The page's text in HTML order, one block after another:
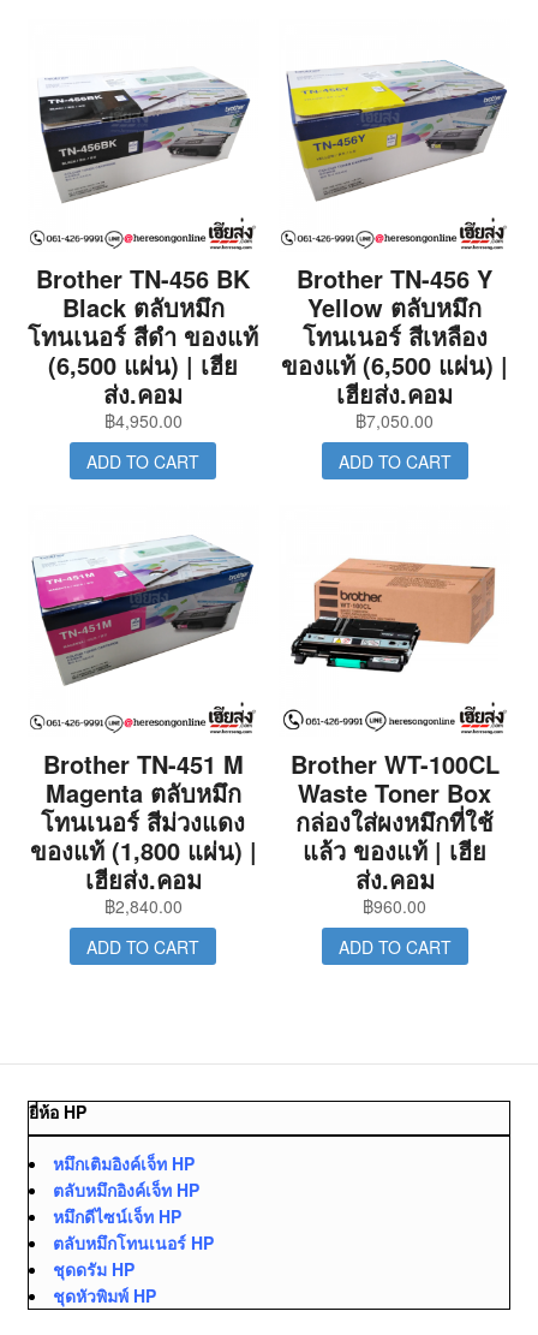
Brother TN-456 BK
Black ตลับหมึก
โทนเนอร์ สีดำ ของแท้
(6,500 แผ่น) | เฮีย
ส่ง.คอม
฿4,950.00
ADD TO CART
Brother TN-456 Y
Yellow ตลับหมึก
โทนเนอร์ สีเหลือง
ของแท้ (6,500 แผ่น) |
เฮียส่ง.คอม
฿7,050.00
ADD TO CART
Brother TN-451 M
Magenta ตลับหมึก
โทนเนอร์ สีม่วงแดง
ของแท้ (1,800 แผ่น) |
เฮียส่ง.คอม
฿2,840.00
ADD TO CART
Brother WT-100CL
Waste Toner Box
กล่องใส่ผงหมึกที่ใช้
แล้ว ของแท้ | เฮีย
ส่ง.คอม
฿960.00
ADD TO CART
ยี่ห้อ HP
หมึกเติมอิงค์เจ็ท HP
ตลับหมึกอิงค์เจ็ท HP
หมึกดีไซน์เจ็ท HP
ตลับหมึกโทนเนอร์ HP
ชุดดรัม HP
ชุดหัวพิมพ์ HP